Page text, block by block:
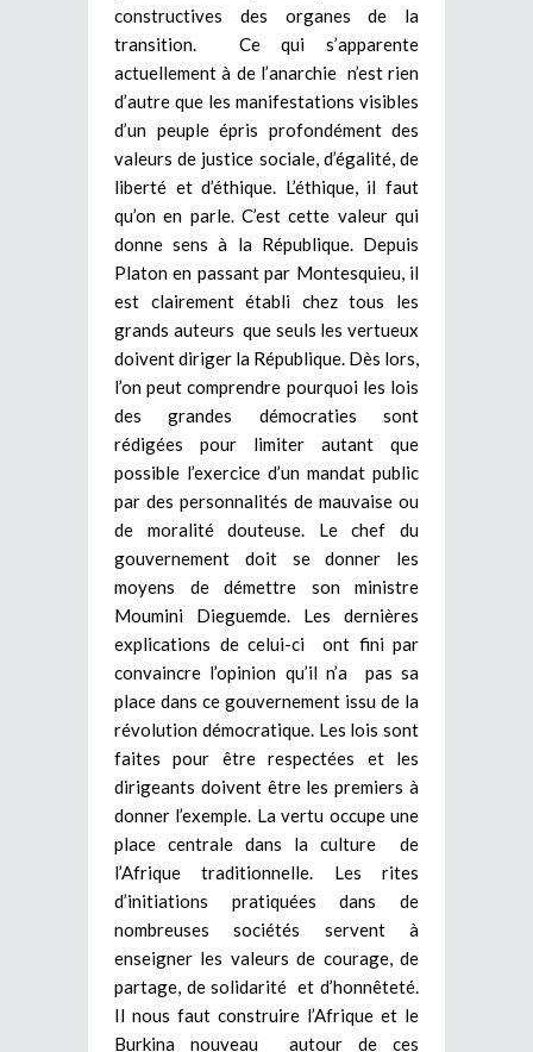
constructives des organes de la
transition. Ce qui s’apparente
actuellement à de l’anarchie n’est rien
d’autre que les manifestations visibles
d’un peuple épris profondément des
valeurs de justice sociale, d’égalité, de
liberté et d’éthique. L’éthique, il faut
qu’on en parle. C’est cette valeur qui
donne sens à la République. Depuis
Platon en passant par Montesquieu, il
est clairement établi chez tous les
grands auteurs que seuls les vertueux
doivent diriger la République. Dès lors,
l’on peut comprendre pourquoi les lois
des grandes démocraties sont
rédigées pour limiter autant que
possible l’exercice d’un mandat public
par des personnalités de mauvaise ou
de moralité douteuse. Le chef du
gouvernement doit se donner les
moyens de démettre son ministre
Moumini Dieguemde. Les dernières
explications de celui-ci ont fini par
convaincre l’opinion qu’il n’a pas sa
place dans ce gouvernement issu de la
révolution démocratique. Les lois sont
faites pour être respectées et les
dirigeants doivent être les premiers à
donner l’exemple. La vertu occupe une
place centrale dans la culture de
l’Afrique traditionnelle. Les rites
d’initiations pratiquées dans de
nombreuses sociétés servent à
enseigner les valeurs de courage, de
partage, de solidarité et d’honnêteté.
Il nous faut construire l’Afrique et le
Burkina nouveau autour de ces